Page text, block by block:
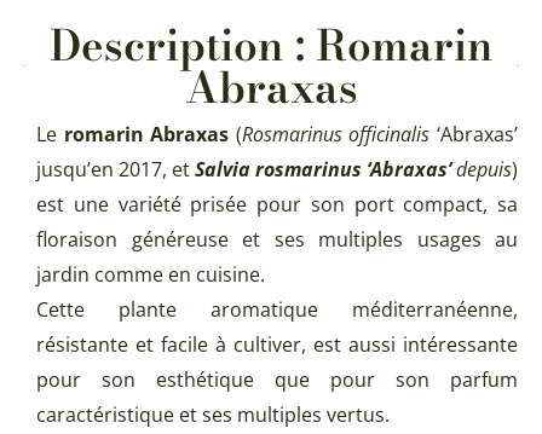
Description : Romarin
Abraxas
Le romarin Abraxas (Rosmarinus officinalis ‘Abraxas’
jusqu’en 2017, etSalvia rosmarinus ‘Abraxas’depuis)
est une variété prisée pour son port compact, sa
floraison généreuse et ses multiples usages au
jardin comme en cuisine.
Cette plante aromatique méditerranéenne,
résistante et facile à cultiver, est aussi intéressante
pour son esthétique que pour son parfum
caractéristique et ses multiples vertus.